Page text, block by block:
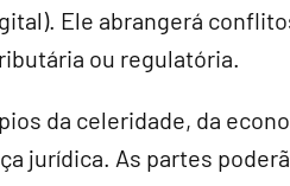
Ele abrangerá
ou regulatória.
da celeridade, da
jurídica. As partes